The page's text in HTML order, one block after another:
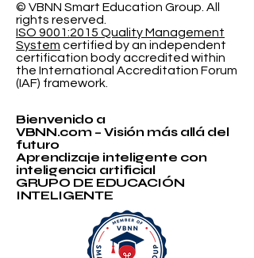
© VBNN Smart Education Group. All
rights reserved.
ISO 9001:2015 Quality Management
System certified by an independent
certification body accredited within
the International Accreditation Forum
(IAF) framework.
Bienvenido a
VBNN.com – Visión más allá del
futuro
Aprendizaje inteligente con
inteligencia artificial
GRUPO DE EDUCACIÓN
INTELIGENTE